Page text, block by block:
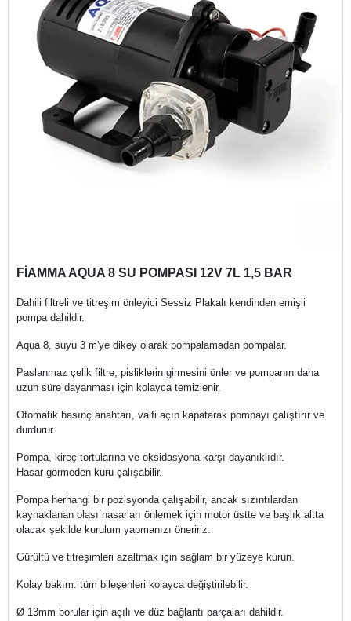
FİAMMA AQUA 8 SU POMPASI 12V 7L 1,5 BAR
Dahili filtreli ve titreşim önleyici Sessiz Plakalı kendinden emişli
pompa dahildir.
Aqua 8, suyu 3 m'ye dikey olarak pompalamadan pompalar.
Paslanmaz çelik filtre, pisliklerin girmesini önler ve pompanın daha
uzun süre dayanması için kolayca temizlenir.
Otomatik basınç anahtarı, valfi açıp kapatarak pompayı çalıştırır ve
durdurur.
Pompa, kireç tortularına ve oksidasyona karşı dayanıklıdır.
Hasar görmeden kuru çalışabilir.
Pompa herhangi bir pozisyonda çalışabilir, ancak sızıntılardan
kaynaklanan olası hasarları önlemek için motor üstte ve başlık altta
olacak şekilde kurulum yapmanızı öneririz.
Gürültü ve titreşimleri azaltmak için sağlam bir yüzeye kurun.
Kolay bakım: tüm bileşenleri kolayca değiştirilebilir.
Ø 13mm borular için açılı ve düz bağlantı parçaları dahildir.